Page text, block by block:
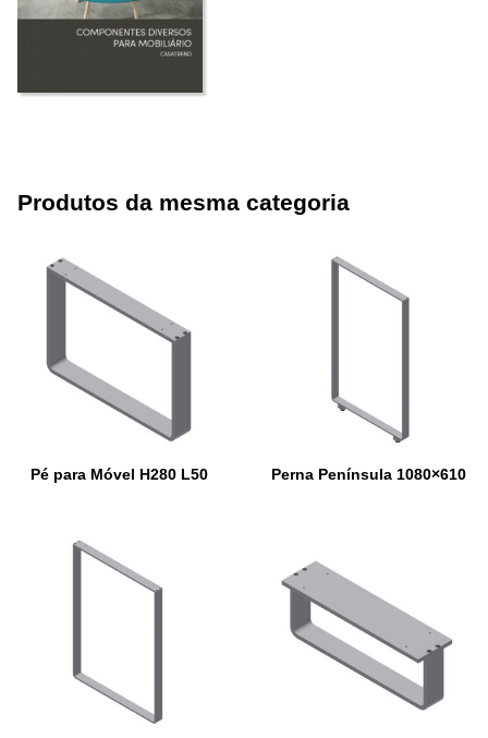
Produtos da mesma categoria
Pé para Móvel H280 L50 Perna Península 1080×610